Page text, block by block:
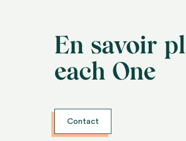
En savoir
each One
Contact